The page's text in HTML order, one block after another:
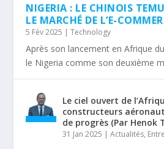
NIGERIA : LE CHINOIS
LE MARCHÉ DE L’E-
5 Fév 2025 |Technology
Après son lancement en Afrique
le Nigeria comme son deuxième
Le ciel ouvert de
constructeurs
de progrès (Par Henok
31 Jan 2025 |Actualités,